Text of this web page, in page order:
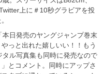
上に＃10秒グラビアを投
日発売のヤングジャンプ巻末
っと出れた嬉しいい！！もう
ル写真集も同時に発売なので
とコメント。同時にアップさ